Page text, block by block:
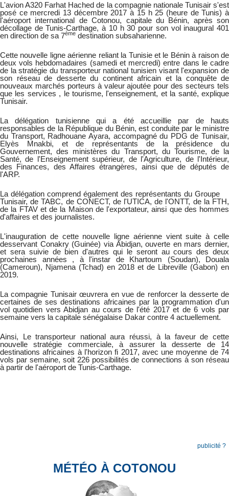
L'avion A320 Farhat Hached de la compagnie nationale Tunisair s'est
posé ce mercredi 13 décembre 2017 à 15 h 25 (heure de Tunis) à
l'aéroport international de Cotonou, capitale du Bénin, après son
décollage de Tunis-Carthage, à 10 h 30 pour son vol inaugural 401
en direction de sa 7ème destination subsaharienne.
Cette nouvelle ligne aérienne reliant la Tunisie et le Bénin à raison de
deux vols hebdomadaires (samedi et mercredi) entre dans le cadre
de la stratégie du transporteur national tunisien visant l'expansion de
son réseau de desserte du continent africain et la conquête de
nouveaux marchés porteurs à valeur ajoutée pour des secteurs tels
que les services , le tourisme, l'enseignement, et la santé, explique
Tunisair.
La délégation tunisienne qui a été accueillie par de hauts
responsables de la République du Bénin, est conduite par le ministre
du Transport, Radhouane Ayara, accompagné du PDG de Tunisair,
Elyès Mnakbi, et de représentants de la présidence du
Gouvernement, des ministères du Transport, du Tourisme, de la
Santé, de l'Enseignement supérieur, de l'Agriculture, de l'Intérieur,
des Finances, des Affaires étrangères, ainsi que de députés de
l'ARP.
La délégation comprend également des représentants du Groupe
Tunisair, de TABC, de CONECT, de l'UTICA, de l'ONTT, de la FTH,
de la FTAV et de la Maison de l'exportateur, ainsi que des hommes
d'affaires et des journalistes.
L'inauguration de cette nouvelle ligne aérienne vient suite à celle
desservant Conakry (Guinée) via Abidjan, ouverte en mars dernier,
et sera suivie de bien d'autres qui le seront au cours des deux
prochaines années , à l'instar de Khartoum (Soudan), Douala
(Cameroun), Njamena (Tchad) en 2018 et de Libreville (Gabon) en
2019.
La compagnie Tunisair œuvrera en vue de renforcer la desserte de
certaines de ses destinations africaines par la programmation d'un
vol quotidien vers Abidjan au cours de l'été 2017 et de 6 vols par
semaine vers la capitale sénégalaise Dakar contre 4 actuellement.
Ainsi, Le transporteur national aura réussi, à la faveur de cette
nouvelle stratégie commerciale, à assurer la desserte de 14
destinations africaines à l'horizon fi 2017, avec une moyenne de 74
vols par semaine, soit 226 possibilités de connections à son réseau
à partir de l'aéroport de Tunis-Carthage.
publicité ?
MÉTÉO À COTONOU